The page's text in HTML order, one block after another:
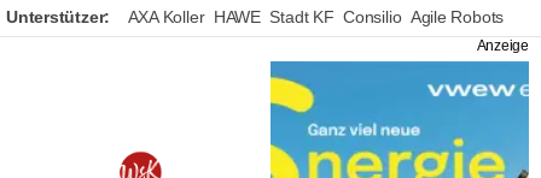
Unterstützer: AXA Koller HAWE Stadt KF Consilio Agile Robots